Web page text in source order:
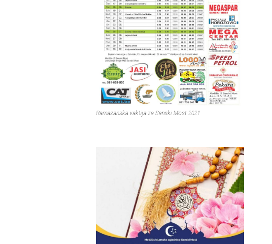
Ramazanska vaktija za Sanski Most 2021